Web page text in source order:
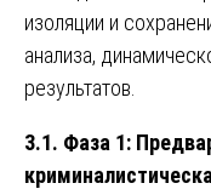
изоляции и
анализа,
результатов.
3.1. Фаза 1: